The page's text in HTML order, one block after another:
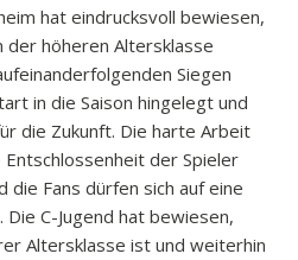
hat eindrucksvoll bewiesen,
der höheren Altersklasse
Siegen
in die Saison hingelegt und
die Zukunft. Die harte Arbeit
der Spieler
die Fans dürfen sich auf eine
C-Jugend hat bewiesen,
Altersklasse ist und weiterhin